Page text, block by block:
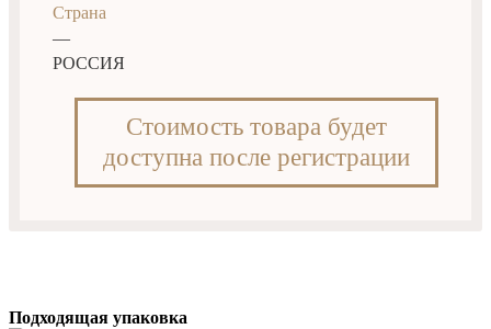
Страна
—
РОССИЯ
Стоимость товара будет
доступна после регистрации
Подходящая упаковка